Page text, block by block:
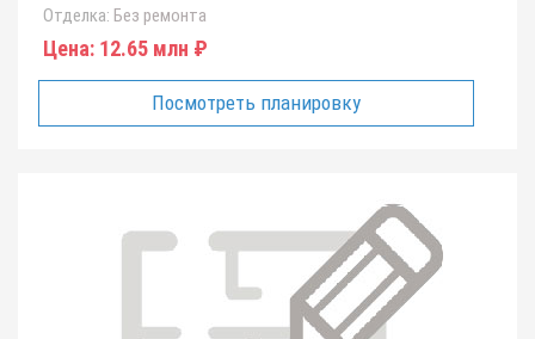
Отделка: Без ремонта
Цена: 12.65 млн ₽
Посмотреть планировку